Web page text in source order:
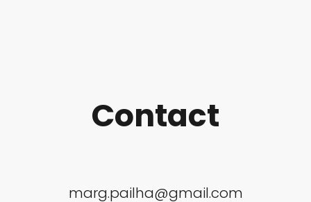
Contact
marg.pailha@gmail.com